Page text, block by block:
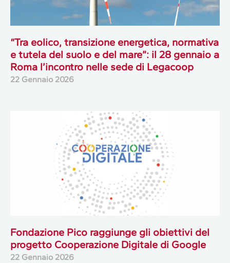
“Tra eolico, transizione energetica, normativa
e tutela del suolo e del mare”: il 28 gennaio a
Roma l’incontro nelle sede di Legacoop
22 Gennaio 2026
Fondazione Pico raggiunge gli obiettivi del
progetto Cooperazione Digitale di Google
22 Gennaio 2026